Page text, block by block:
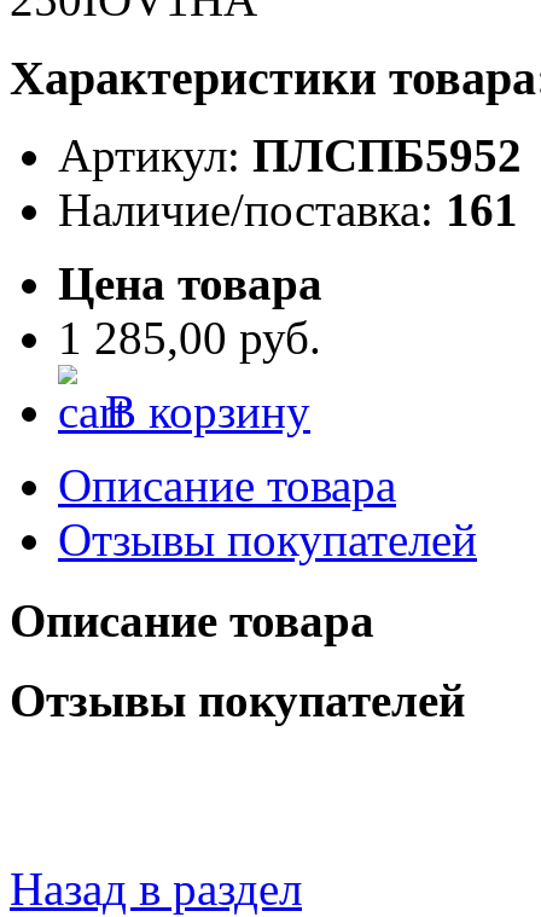
Характеристики
Артикул: ПЛСПБ5952
Наличие/поставка: 161
Цена товара
1 285,00 руб.
В корзину
Описание товара
Отзывы покупателей
Описание товара
Отзывы покупателей
Назад в раздел